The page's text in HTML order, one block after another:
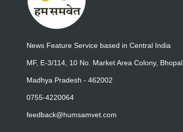
News Feature Service based in Central India
MF, E-3/114, 10 No. Market Area Colony, Bhopal
Madhya Pradesh - 462002
0755-4220064
feedback@humsamvet.com